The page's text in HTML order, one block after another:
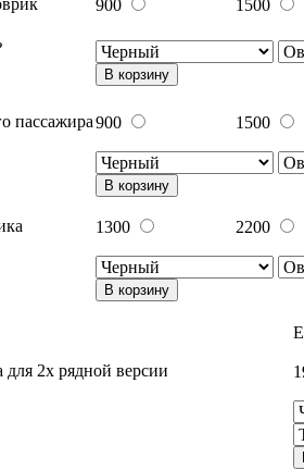
900
1500
В корзину
пассажира900 1500
В корзину
1300 2200
В корзину
для 2х рядной версии